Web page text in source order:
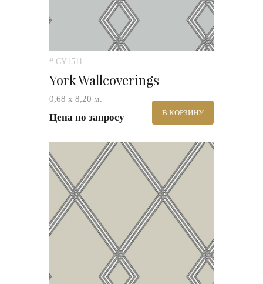
# CY1511
York Wallcoverings
0,68 х 8,20 м.
Цена по запросу В КОРЗИНУ